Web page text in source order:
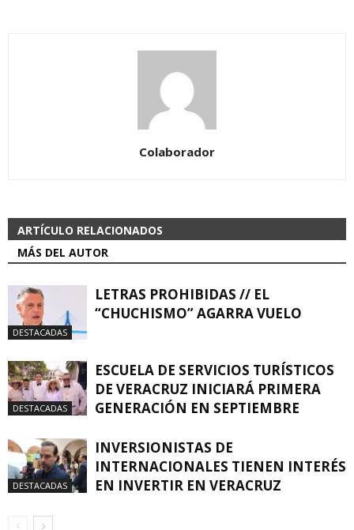
Colaborador
ARTÍCULO RELACIONADOS
MÁS DEL AUTOR
DESTACADAS
LETRAS PROHIBIDAS // EL
“CHUCHISMO” AGARRA VUELO
DESTACADAS
ESCUELA DE SERVICIOS TURÍSTICOS
DE VERACRUZ INICIARÁ PRIMERA
GENERACIÓN EN SEPTIEMBRE
DESTACADAS
INVERSIONISTAS DE
INTERNACIONALES TIENEN INTERÉS
EN INVERTIR EN VERACRUZ